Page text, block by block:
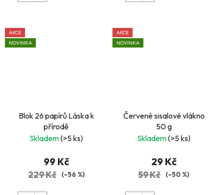
AKCE
NOVINKA
Blok 26 papírů Láska k
přírodě
Skladem(>5 ks)
99 Kč
229 Kč (–56 %)
AKCE
NOVINKA
Červené sisalové vlákno
50 g
Skladem(>5 ks)
29 Kč
59 Kč (–50 %)